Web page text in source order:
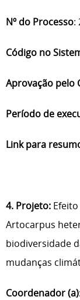
Nº do Processo:
Código no
Aprovação pelo
Período de
Link para
4. Projeto:
Artocarpus
biodiversidade
mudanças
Coordenador (a)